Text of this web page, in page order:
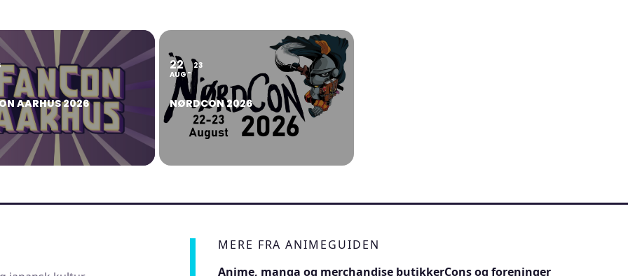
AARHUS 2026
22
AUG
23
NØRDCON 2026
MERE FRA ANIMEGUIDEN
Anime, manga og merchandise butikkerCons og foreninger